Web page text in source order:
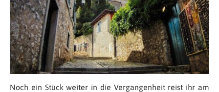
Noch ein Stück weiter in die Vergangenheit reist ihr am